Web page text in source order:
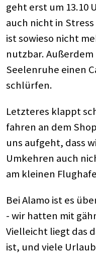
geht erst um 13.10
auch nicht in
ist sowieso nicht
nutzbar.
Seelenruhe einen
schlürfen.
Letzteres klappt
fahren an dem
uns aufgeht, dass
Umkehren auch
am kleinen
Bei Alamo ist es
- wir hatten mit
Vielleicht liegt das
ist, und viele